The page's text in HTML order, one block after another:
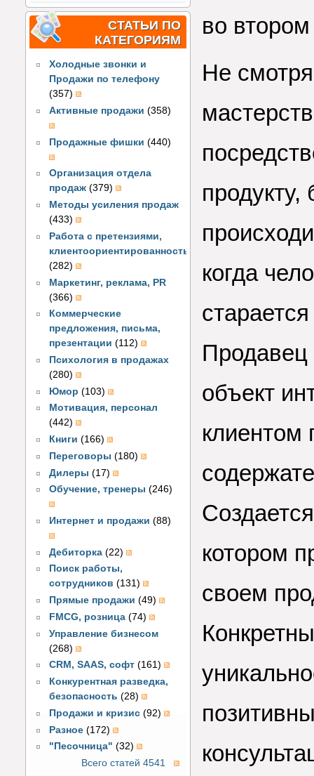
СТАТЬИ ПО
КАТЕГОРИЯМ
Холодные звонки и
Продажи по телефону
(357)
Активные продажи (358)
Продажные фишки (440)
Организация отдела
продаж (379)
Методы усиления продаж
(433)
Работа с претензиями,
клиентоориентированность
(282)
Маркетинг, реклама, PR
(366)
Коммерческие
предложения, письма,
презентации (112)
Психология в продажах
(280)
Юмор (103)
Мотивация, персонал
(442)
Книги (166)
Переговоры (180)
Дилеры (17)
Обучение, тренеры (246)
Интернет и продажи (88)
Дебиторка (22)
Поиск работы,
сотрудников (131)
Прямые продажи (49)
FMCG, розница (74)
Управление бизнесом
(268)
CRM, SAAS, софт (161)
Конкурентная разведка,
безопасность (28)
Продажи и кризис (92)
Разное (172)
"Песочница" (32)
Всего статей 4541
во
Не смотря
продукту,
когда
Продавец
объект
клиентом
котором
своем